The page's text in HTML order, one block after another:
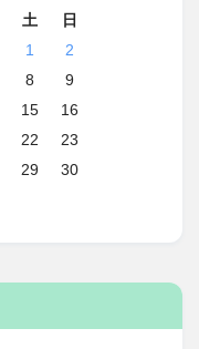
土
日
1
2
8
9
15
16
22
23
29
30